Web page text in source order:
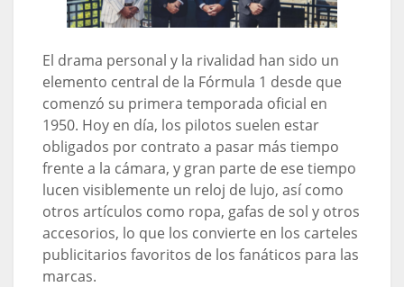
El drama personal y la rivalidad han sido un
elemento central de la Fórmula 1 desde que
comenzó su primera temporada oficial en
1950. Hoy en día, los pilotos suelen estar
obligados por contrato a pasar más tiempo
frente a la cámara, y gran parte de ese tiempo
lucen visiblemente un reloj de lujo, así como
otros artículos como ropa, gafas de sol y otros
accesorios, lo que los convierte en los carteles
publicitarios favoritos de los fanáticos para las
marcas.